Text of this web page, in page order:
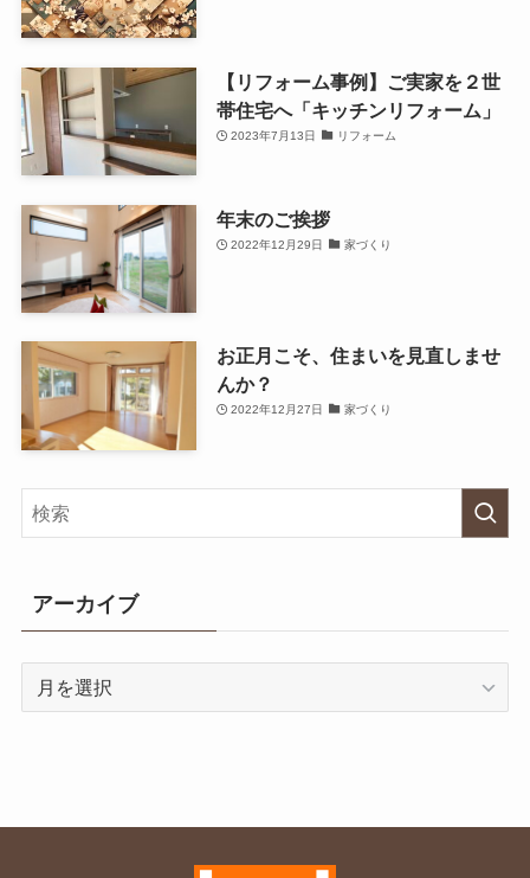
【リフォーム事例】ご実家を２世
帯住宅へ「キッチンリフォーム」
2023年7月13日 リフォーム
年末のご挨拶
2022年12月29日 家づくり
お正月こそ、住まいを見直しませ
んか？
2022年12月27日 家づくり
アーカイブ